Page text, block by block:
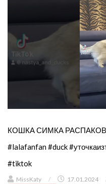
КОШКА СИМКА
#lalafanfan #duck
#tiktok
MissKaty / 17.01.2024